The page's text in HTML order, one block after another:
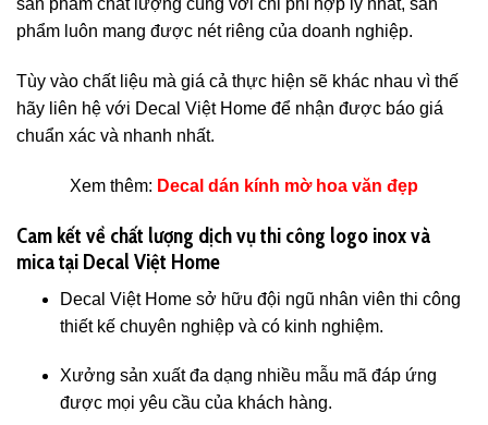
sản phẩm chất lượng cùng với chi phí hợp lý nhất, sản
phẩm luôn mang được nét riêng của doanh nghiệp.
Tùy vào chất liệu mà giá cả thực hiện sẽ khác nhau vì thế
hãy liên hệ với Decal Việt Home để nhận được báo giá
chuẩn xác và nhanh nhất.
Xem thêm: Decal dán kính mờ hoa văn đẹp
Cam kết về chất lượng dịch vụ thi công logo inox và
mica tại Decal Việt Home
Decal Việt Home sở hữu đội ngũ nhân viên thi công
thiết kế chuyên nghiệp và có kinh nghiệm.
Xưởng sản xuất đa dạng nhiều mẫu mã đáp ứng
được mọi yêu cầu của khách hàng.